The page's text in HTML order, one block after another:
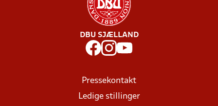
DBU SJÆLLAND
Pressekontakt
Ledige stillinger